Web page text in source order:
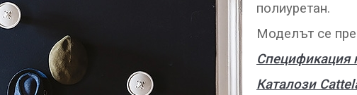
полиуретан.
Моделът се
Спецификация
Каталози